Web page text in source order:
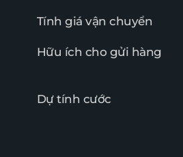
Tính giá vận chuyển
Hữu ích cho gửi hàng
Dự tính cước